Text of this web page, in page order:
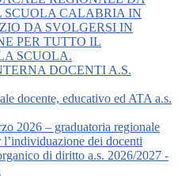
SCUOLA CALABRIA IN
DA SVOLGERSI IN
PER TUTTO IL
SCUOLA.
DOCENTI A.S.
docente, educativo ed ATA a.s.
2026 – graduatoria regionale
l’individuazione dei docenti
di diritto a.s. 2026/2027 -